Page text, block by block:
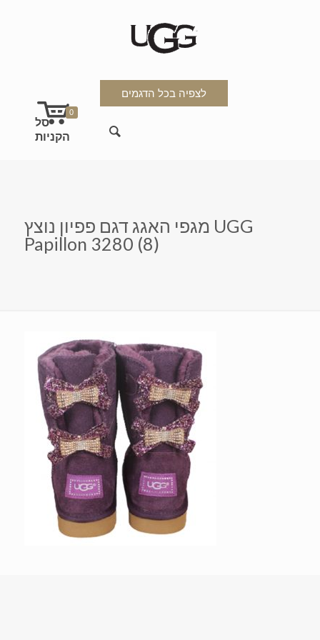
לצפיה בכל הדגמים
0
מגפי האגג דגם פפיון נוצץ UGG
Papillon 3280 (8)